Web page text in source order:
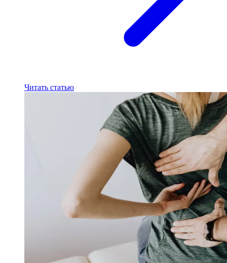
Читать статью